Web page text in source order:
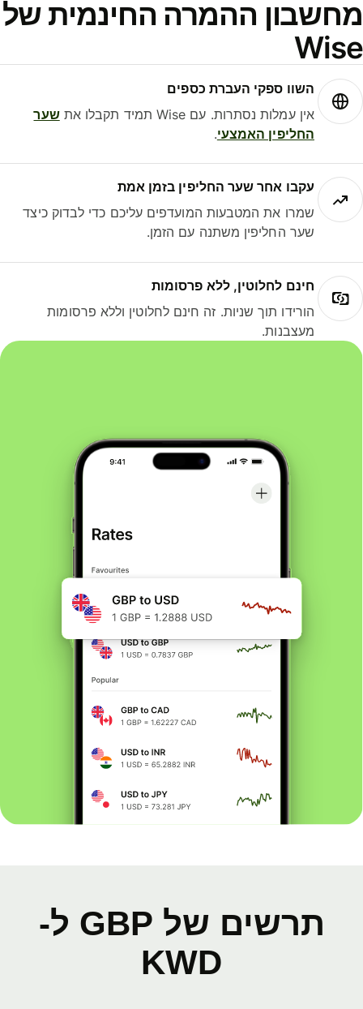
ההמרה החינמית של
השוו ספקי העברת כספים
אין עמלות נסתרות. עם Wise תמיד תקבלו את
שער
החליפין האמצעי.
עקבו אחר שער החליפין בזמן אמת
שמרו את המטבעות המועדפים עליכם כדי לבדוק כיצד
שער החליפין משתנה עם הזמן.
חינם לחלוטין, ללא פרסומות
הורידו תוך שניות. זה חינם לחלוטין וללא פרסומות
מעצבנות.
תרשים של GBP ל-
KWD